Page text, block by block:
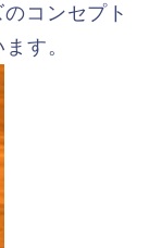
コンセプト
す。